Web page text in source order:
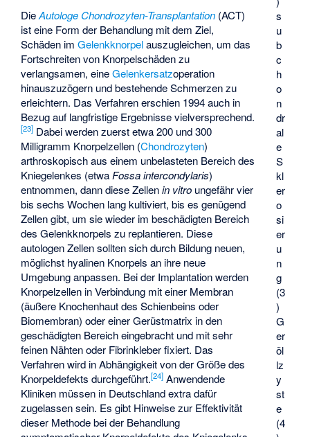
s
u
b
c
h
o
n
dr
al
e
S
kl
er
o
si
er
u
n
g
(3
)
G
er
öl
lz
y
st
e
(4
DieAutologe Chondrozyten-Transplantation (ACT)
ist eine Form der Behandlung mit dem Ziel,
Schäden imGelenkknorpelauszugleichen, um das
Fortschreiten von Knorpelschäden zu
verlangsamen, eineGelenkersatzoperation
hinauszuzögern und bestehende Schmerzen zu
erleichtern. Das Verfahren erschien 1994 auch in
Bezug auf langfristige Ergebnisse vielversprechend.
[23] Dabei werden zuerst etwa 200 und 300
Milligramm Knorpelzellen (Chondrozyten)
arthroskopisch aus einem unbelasteten Bereich des
Kniegelenkes (etwa Fossa intercondylaris)
entnommen, dann diese Zellenin vitro ungefähr vier
bis sechs Wochen lang kultiviert, bis es genügend
Zellen gibt, um sie wieder im beschädigten Bereich
des Gelenkknorpels zu replantieren. Diese
autologen Zellen sollten sich durch Bildung neuen,
möglichst hyalinen Knorpels an ihre neue
Umgebung anpassen. Bei der Implantation werden
Knorpelzellen in Verbindung mit einer Membran
(äußere Knochenhaut des Schienbeins oder
Biomembran) oder einer Gerüstmatrix in den
geschädigten Bereich eingebracht und mit sehr
feinen Nähten oder Fibrinkleber fixiert. Das
Verfahren wird in Abhängigkeit von der Größe des
Knorpeldefekts durchgeführt.[24] Anwendende
Kliniken müssen in Deutschland extra dafür
zugelassen sein. Es gibt Hinweise zur Effektivität
dieser Methode bei der Behandlung